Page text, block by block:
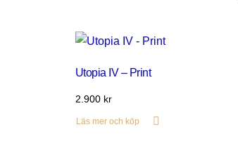
Utopia IV – Print
2.900 kr
Läs mer och köp